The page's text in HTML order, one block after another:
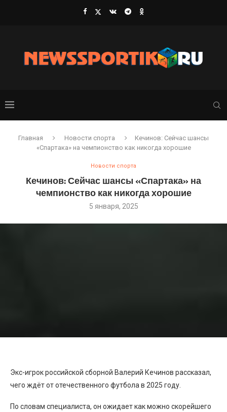
Главная Новости спорта
Кечинов: Сейчас шансы
«Спартака» на чемпионство как никогда хорошие
Новости спорта
Кечинов: Сейчас шансы «Спартака» на
чемпионство как никогда хорошие
5 января, 2025
Экс-игрок российской сборной Валерий Кечинов рассказал,
чего ждёт от отечественного футбола в 2025 году.
По словам специалиста, он ожидает как можно скорейшего